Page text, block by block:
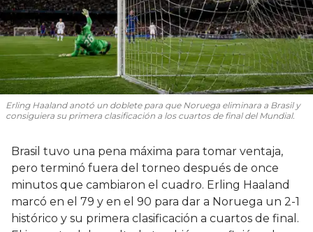
Erling Haaland anotó un doblete para que Noruega eliminara a Brasil y
consiguiera su primera clasificación a los cuartos de final del Mundial.
Brasil tuvo una pena máxima para tomar ventaja,
pero terminó fuera del torneo después de once
minutos que cambiaron el cuadro. Erling Haaland
marcó en el 79 y en el 90 para dar a Noruega un 2-1
histórico y su primera clasificación a cuartos de final.